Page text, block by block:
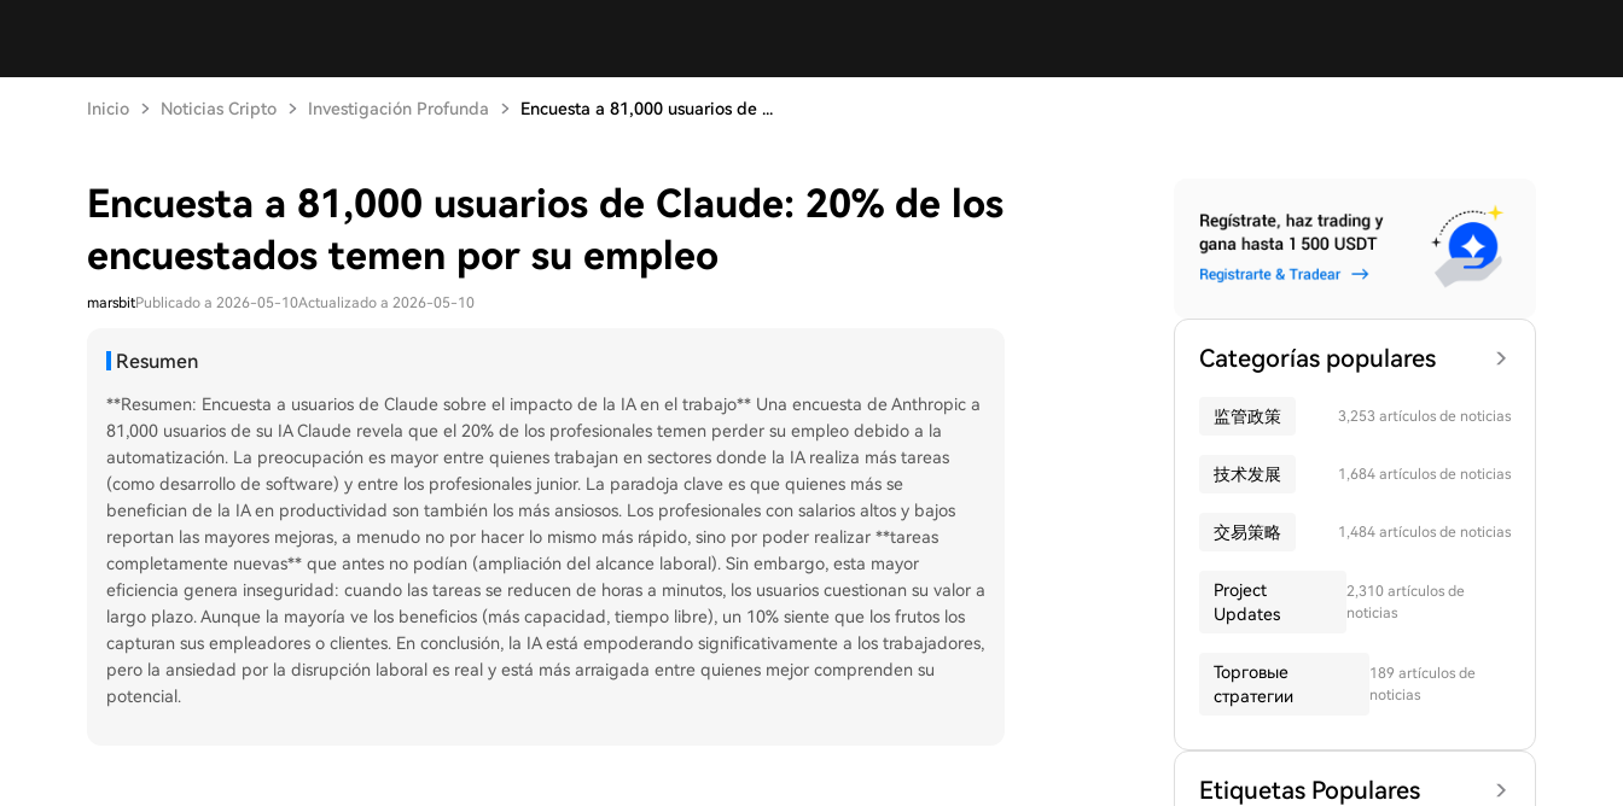
Inicio Noticias Cripto Investigación Profunda Encuesta a 81,000 usuarios de ...
Encuesta a 81,000 usuarios de Claude: 20% de los
encuestados temen por su empleo
marsbitPublicado a 2026-05-10Actualizado a 2026-05-10
Resumen
**Resumen: Encuesta a usuarios de Claude sobre el impacto de la IA en el trabajo** Una encuesta de Anthropic a
81,000 usuarios de su IA Claude revela que el 20% de los profesionales temen perder su empleo debido a la
automatización. La preocupación es mayor entre quienes trabajan en sectores donde la IA realiza más tareas
(como desarrollo de software) y entre los profesionales junior. La paradoja clave es que quienes más se
benefician de la IA en productividad son también los más ansiosos. Los profesionales con salarios altos y bajos
reportan las mayores mejoras, a menudo no por hacer lo mismo más rápido, sino por poder realizar **tareas
completamente nuevas** que antes no podían (ampliación del alcance laboral). Sin embargo, esta mayor
eficiencia genera inseguridad: cuando las tareas se reducen de horas a minutos, los usuarios cuestionan su valor a
largo plazo. Aunque la mayoría ve los beneficios (más capacidad, tiempo libre), un 10% siente que los frutos los
capturan sus empleadores o clientes. En conclusión, la IA está empoderando significativamente a los trabajadores,
pero la ansiedad por la disrupción laboral es real y está más arraigada entre quienes mejor comprenden su
potencial.
Categorías populares
监管政策 3,253 artículos de noticias
技术发展 1,684 artículos de noticias
交易策略 1,484 artículos de noticias
Project
Updates
2,310 artículos de
noticias
Торговые
стратегии
189 artículos de
noticias
Etiquetas Populares